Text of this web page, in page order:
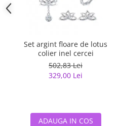
Set argint floare de lotus
colier inel cercei
502,83 Lei
329,00 Lei
ADAUGA IN COS